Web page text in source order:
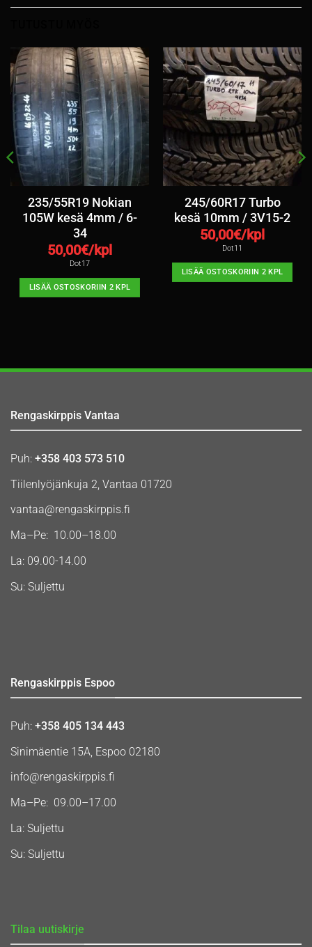
235/55R19 Nokian
105W kesä 4mm / 6-
34
50,00€/kpl
Dot17
LISÄÄ OSTOSKORIIN 2 KPL
245/60R17 Turbo
kesä 10mm / 3V15-2
50,00€/kpl
Dot11
LISÄÄ OSTOSKORIIN 2 KPL
Rengaskirppis Vantaa
Puh: +358 403 573 510
Tiilenlyöjänkuja 2, Vantaa 01720
vantaa@rengaskirppis.fi
Ma–Pe: 10.00–18.00
La: 09.00-14.00
Su: Suljettu
Rengaskirppis Espoo
Puh: +358 405 134 443
Sinimäentie 15A, Espoo 02180
info@rengaskirppis.fi
Ma–Pe: 09.00–17.00
La: Suljettu
Su: Suljettu
Tilaa uutiskirje